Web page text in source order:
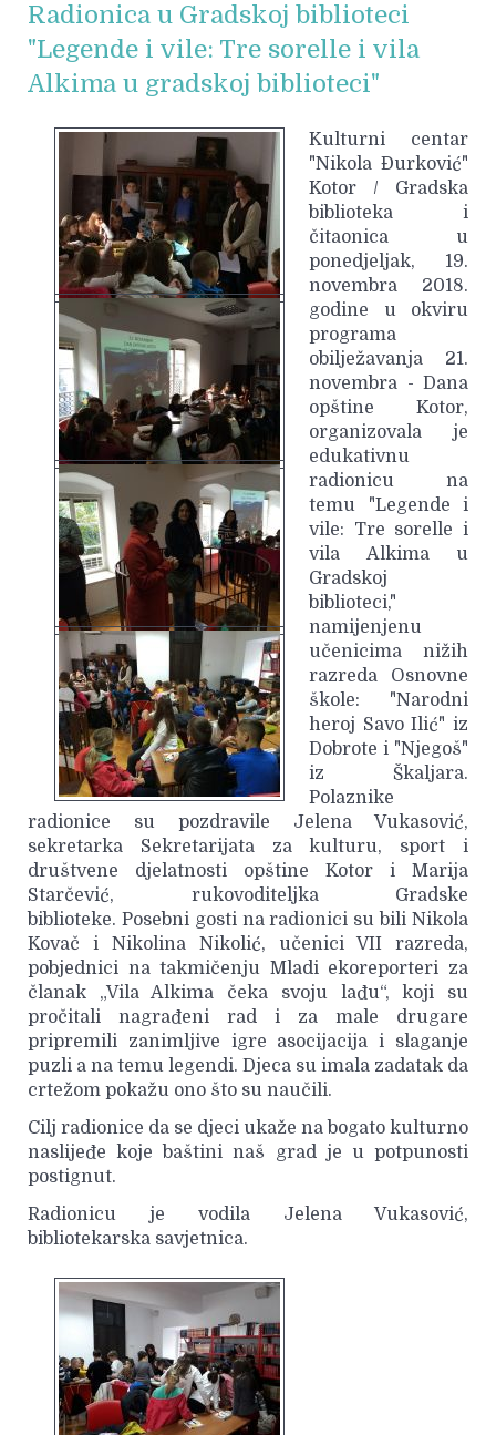
Radionica u Gradskoj biblioteci
"Legende i vile: Tre sorelle i vila
Alkima u gradskoj biblioteci"
Kulturni centar
"Nikola Đurković"
Kotor / Gradska
biblioteka i
čitaonica u
ponedjeljak, 19.
novembra 2018.
godine u okviru
programa
obilježavanja 21.
novembra - Dana
opštine Kotor,
organizovala je
edukativnu
radionicu na
temu "Legende i
vile: Tre sorelle i
vila Alkima u
Gradskoj
biblioteci,"
namijenjenu
učenicima nižih
razreda Osnovne
škole: "Narodni
heroj Savo Ilić" iz
Dobrote i "Njegoš"
iz Škaljara.
Polaznike
radionice su pozdravile Jelena Vukasović,
sekretarka Sekretarijata za kulturu, sport i
društvene djelatnosti opštine Kotor i Marija
Starčević, rukovoditeljka Gradske
biblioteke. Posebni gosti na radionici su bili Nikola
Kovač i Nikolina Nikolić, učenici VII razreda,
pobjednici na takmičenju Mladi ekoreporteri za
članak „Vila Alkima čeka svoju lađu“, koji su
pročitali nagrađeni rad i za male drugare
pripremili zanimljive igre asocijacija i slaganje
puzli a na temu legendi. Djeca su imala zadatak da
crtežom pokažu ono što su naučili.
Cilj radionice da se djeci ukaže na bogato kulturno
naslijeđe koje baštini naš grad je u potpunosti
postignut.
Radionicu je vodila Jelena Vukasović,
bibliotekarska savjetnica.